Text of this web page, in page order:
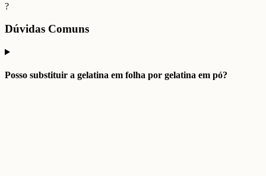
?
Dúvidas Comuns
Posso substituir a gelatina em folha por gelatina em pó?